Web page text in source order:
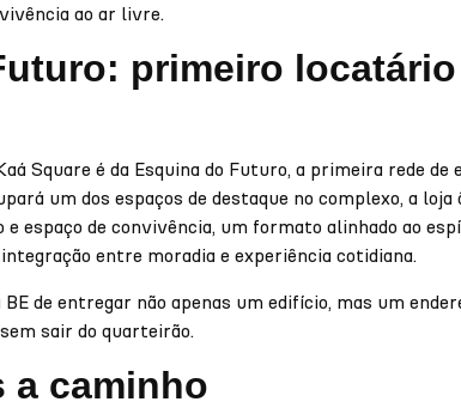
ao ar livre.
primeiro locatário
Square é da Esquina do Futuro, a primeira rede de
um dos espaços de destaque no complexo, a loja
espaço de convivência, um formato alinhado ao
entre moradia e experiência cotidiana.
de entregar não apenas um edifício, mas um
sair do quarteirão.
a caminho